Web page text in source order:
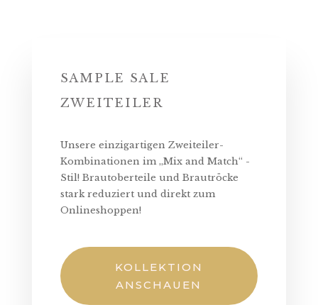
SAMPLE SALE
ZWEITEILER
Unsere einzigartigen Zweiteiler-
Kombinationen im „Mix and Match“ -
Stil! Brautoberteile und Brautröcke
stark reduziert und direkt zum
Onlineshoppen!
KOLLEKTION
ANSCHAUEN